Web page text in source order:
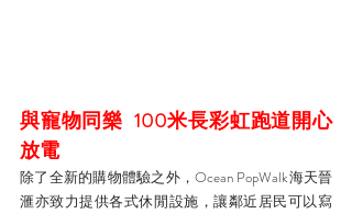
與寵物同樂  100米長彩虹跑道開心
放電
除了全新的購物體驗之外，Ocean PopWalk海天晉
滙亦致力提供各式休閒設施，讓鄰近居民可以寫